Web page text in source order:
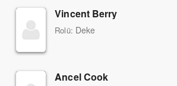
Vincent Berry
Rolü: Deke
Ancel Cook